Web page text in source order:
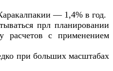
— 1,4% в год.
прл планировании
расчетов с применением
при больших масштабах